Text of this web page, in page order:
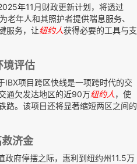
年11月财政更新计划，将透过
老年人和其照护者提供喘息服务、
服务，让纽约人获得必要的工具与支
境评估
IBX项目跨区快线是一项跨时代的交
通欠发达地区的近90万纽约人 ，使
路。该项目还将显著缩短两区之间的
济金
政府停摆之际，惠利到纽约州11.5万